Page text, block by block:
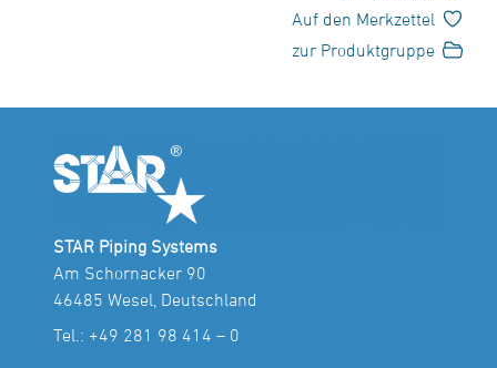
Auf den Merkzettel
zur Produktgruppe
STAR Piping Systems
Am Schornacker 90
46485 Wesel, Deutschland
Tel.: +49 281 98 414 – 0